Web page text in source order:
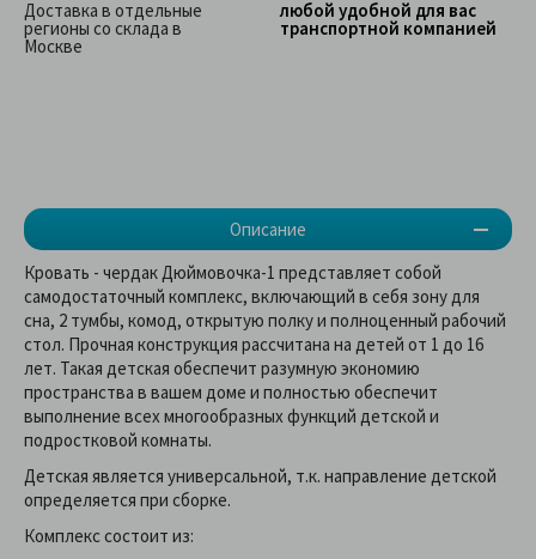
Описание
Доставка в отдельные
регионы со склада в
Москве
любой удобной для вас
транспортной компанией
Кровать - чердак Дюймовочка-1 представляет собой
самодостаточный комплекс, включающий в себя зону для
сна, 2 тумбы, комод, открытую полку и полноценный рабочий
стол. Прочная конструкция рассчитана на детей от 1 до 16
лет. Такая детская обеспечит разумную экономию
пространства в вашем доме и полностью обеспечит
выполнение всех многообразных функций детской и
подростковой комнаты.
Детская является универсальной, т.к. направление детской
определяется при сборке.
Комплекс состоит из: